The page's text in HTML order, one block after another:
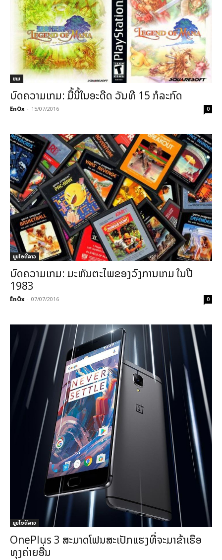
ເກມ
ບົດຄວາມເກມ: ມື້ນີ້ໃນອະດີດ ວັນທີ 15 ກໍລະກົດ
ÊnÖx - 15/07/2016 0
ມູມໄອທີລາວ
ບົດຄວາມເກມ: ມະຫັນຕະໄພຂອງວົງການເກມ ໃນປີ
1983
ÊnÖx - 07/07/2016 0
ມູມໄອທີລາວ
OnePlus 3 ສະມາດໂຟນສະເປັກແຮງທີ່ຈະມາຂ້າເຮືອ
ທຸງຄ່າຍອື່ນ